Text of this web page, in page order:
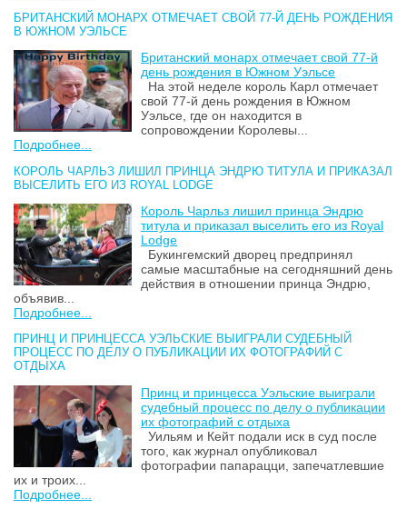
БРИТАНСКИЙ МОНАРХ ОТМЕЧАЕТ СВОЙ 77-Й ДЕНЬ РОЖДЕНИЯ
В ЮЖНОМ УЭЛЬСЕ
Британский монарх отмечает свой 77-й
день рождения в Южном Уэльсе
На этой неделе король Карл отмечает
свой 77-й день рождения в Южном
Уэльсе, где он находится в
сопровождении Королевы...
Подробнее...
КОРОЛЬ ЧАРЛЬЗ ЛИШИЛ ПРИНЦА ЭНДРЮ ТИТУЛА И ПРИКАЗАЛ
ВЫСЕЛИТЬ ЕГО ИЗ ROYAL LODGE
Король Чарльз лишил принца Эндрю
титула и приказал выселить его из Royal
Lodge
Букингемский дворец предпринял
самые масштабные на сегодняшний день
действия в отношении принца Эндрю,
объявив...
Подробнее...
ПРИНЦ И ПРИНЦЕССА УЭЛЬСКИЕ ВЫИГРАЛИ СУДЕБНЫЙ
ПРОЦЕСС ПО ДЕЛУ О ПУБЛИКАЦИИ ИХ ФОТОГРАФИЙ С
ОТДЫХА
Принц и принцесса Уэльские выиграли
судебный процесс по делу о публикации
их фотографий с отдыха
Уильям и Кейт подали иск в суд после
того, как журнал опубликовал
фотографии папарацци, запечатлевшие
их и троих...
Подробнее...